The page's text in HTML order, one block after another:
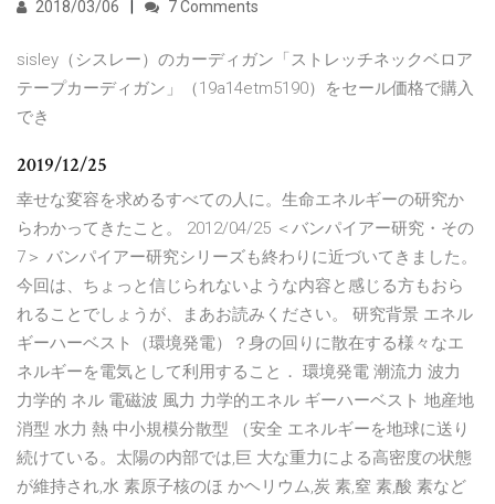
2018/03/06 7 Comments
sisley（シスレー）のカーディガン「ストレッチネックベロア
テープカーディガン」（19a14etm5190）をセール価格で購入
でき
2019/12/25
幸せな変容を求めるすべての人に。生命エネルギーの研究か
らわかってきたこと。 2012/04/25 ＜バンパイアー研究・その
7＞ バンパイアー研究シリーズも終わりに近づいてきました。
今回は、ちょっと信じられないような内容と感じる方もおら
れることでしょうが、まあお読みください。 研究背景 エネル
ギーハーベスト（環境発電）？身の回りに散在する様々なエ
ネルギーを電気として利用すること． 環境発電 潮流力 波力
力学的 ネル 電磁波 風力 力学的エネル ギーハーベスト 地産地
消型 水力 熱 中小規模分散型 （安全 エネルギーを地球に送り
続けている。太陽の内部では,巨 大な重力による高密度の状態
が維持され,水 素原子核のほ かヘリウム,炭 素,窒 素,酸 素など